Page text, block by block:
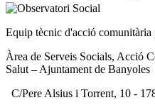
Equip tècnic d'acció
Àrea de Serveis Socials, Acció
Salut – Ajuntament de Banyoles
C/Pere Alsius i Torrent, 10 -